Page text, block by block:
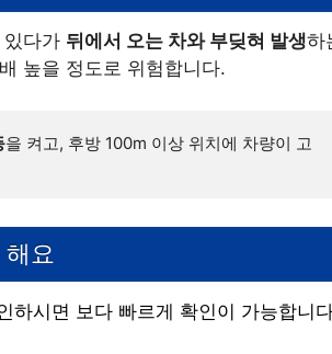
다가 뒤에서 오는 차와 부딪혀 발생하
높을 정도로 위험합니다.
을 켜고, 후방 100m 이상 위치에 차량이 고
해요
하시면 보다 빠르게 확인이 가능합니